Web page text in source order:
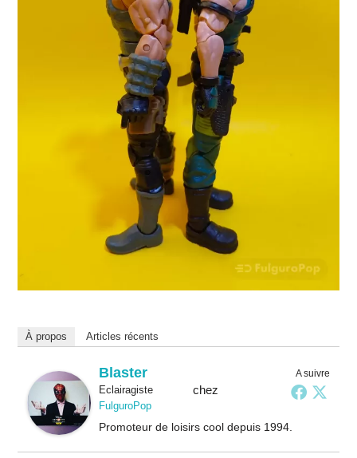
À propos Articles récents
A suivre
Blaster
Eclairagistechez
FulguroPop
Promoteur de loisirs cool depuis 1994.